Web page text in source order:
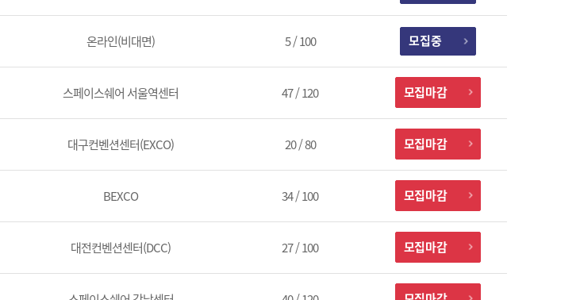
온라인(비대면) 5 / 100 모집중
스페이스쉐어 서울역센터 47 / 120 모집마감
대구컨벤션센터(EXCO) 20 / 80 모집마감
BEXCO 34 / 100 모집마감
대전컨벤션센터(DCC) 27 / 100 모집마감